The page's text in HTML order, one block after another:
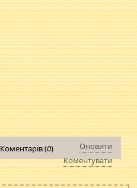
Коментарів (0)
Оновити
Коментувати